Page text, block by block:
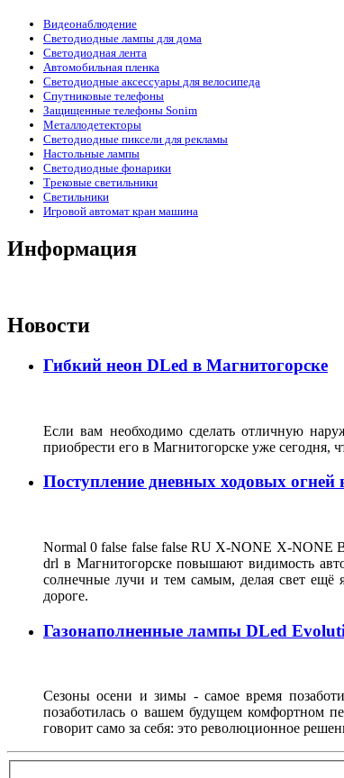
Видеонаблюдение
Светодиодные лампы для дома
Светодиодная лента
Автомобильная пленка
Светодиодные аксессуары для велосипеда
Спутниковые телефоны
Защищенные телефоны Sonim
Металлодетекторы
Светодиодные пиксели для рекламы
Настольные лампы
Светодиодные фонарики
Трековые светильники
Светильники
Игровой автомат кран машина
Информация
Новости
Гибкий неон DLed в Магнитогорске
Если вам необходимо сделать отличную
приобрести его в Магнитогорске уже сегодня,
Поступление дневных ходовых огней
Normal 0 false false false RU X-NONE X-NONE
drl в Магнитогорске повышают видимость
солнечные лучи и тем самым, делая свет ещё
дороге.
Газонаполненные лампы DLed
Сезоны осени и зимы - самое время
позаботилась о вашем будущем комфортном
говорит само за себя: это революционное